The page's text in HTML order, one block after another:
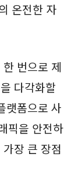
온전한 자
번으로 제
다각화할
랫폼으로 사
픽을 안전하
장 큰 장점